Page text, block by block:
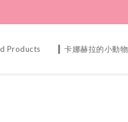
Products ▎卡娜赫拉的小動物